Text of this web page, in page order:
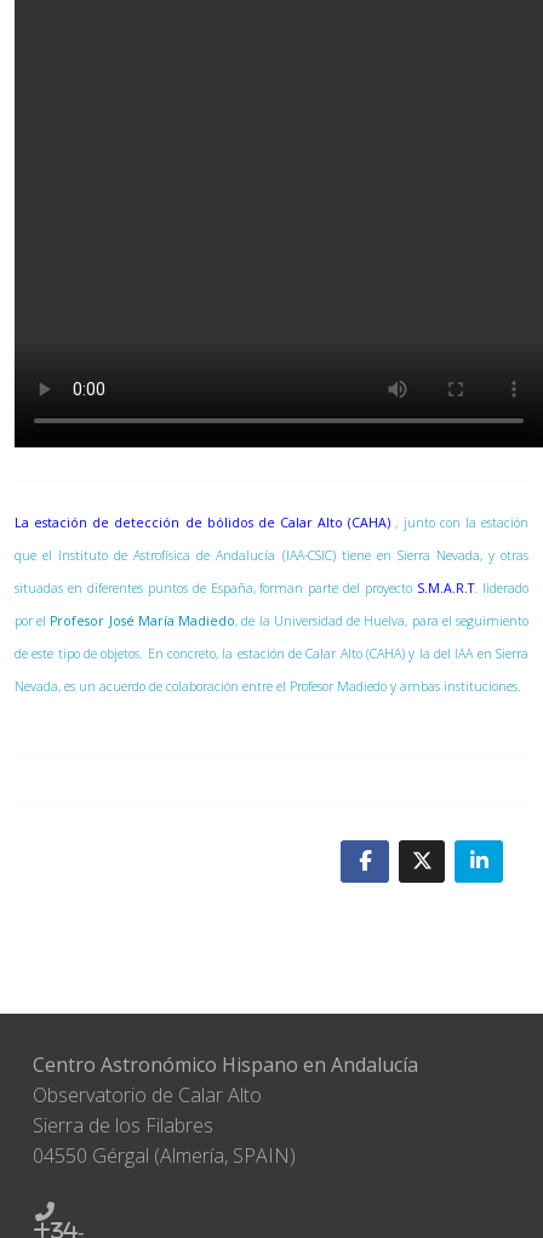
La estación de detección de bólidos de Calar Alto (CAHA) , junto con la estación
que el Instituto de Astrofísica de Andalucía (IAA-CSIC) tiene en Sierra Nevada, y otras
situadas en diferentes puntos de España, forman parte del proyecto S.M.A.R.T. liderado
por el Profesor José María Madiedo, de la Universidad de Huelva, para el seguimiento
de este tipo de objetos. En concreto, la estación de Calar Alto (CAHA) y la del IAA en Sierra
Nevada, es un acuerdo de colaboración entre el Profesor Madiedo y ambas instituciones.
Centro Astronómico Hispano en Andalucía
Observatorio de Calar Alto
Sierra de los Filabres
04550 Gérgal (Almería, SPAIN)
+34-